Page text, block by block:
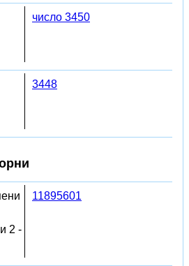
число 3450
3448
2 -
11895601